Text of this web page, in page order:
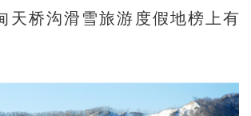
天桥沟滑雪旅游度假地榜上有